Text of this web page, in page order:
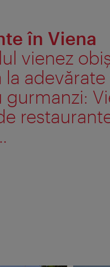
în Viena
vienez
la
gurmanzi: